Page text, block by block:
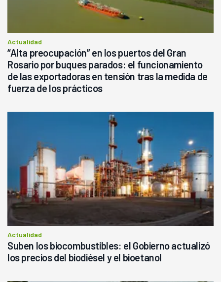
Actualidad
“Alta preocupación” en los puertos del Gran
Rosario por buques parados: el funcionamiento
de las exportadoras en tensión tras la medida de
fuerza de los prácticos
Actualidad
Suben los biocombustibles: el Gobierno actualizó
los precios del biodiésel y el bioetanol